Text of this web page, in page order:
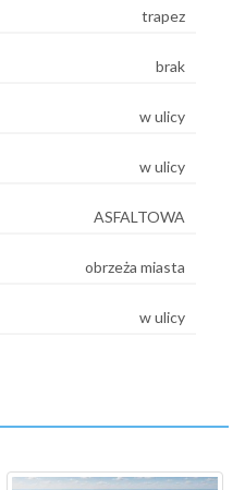
trapez
brak
w ulicy
w ulicy
ASFALTOWA
obrzeża miasta
w ulicy